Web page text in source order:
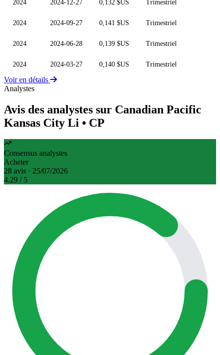
2024 2024-12-27 0,132 $US Trimestriel
2024 2024-09-27 0,141 $US Trimestriel
2024 2024-06-28 0,139 $US Trimestriel
2024 2024-03-27 0,140 $US Trimestriel
Voir en détails
Analystes
Avis des analystes sur Canadian Pacific
Kansas City Li • CP
Consensus analystes
Acheter
28 avis · 25/07/2026
4.29 / 5